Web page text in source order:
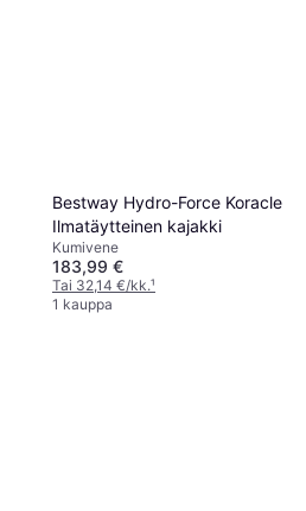
Bestway Hydro-Force Koracle
Ilmatäytteinen kajakki
Kumivene
183,99 €
Tai 32,14 €/kk.¹
1 kauppa